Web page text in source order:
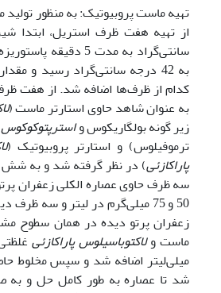
تهیه ماست پروبیوتیک: به منظور
سانتی‌گراد به مدت 5
به 42 درجه سانتی‌گراد رسید و
کدام از ظرف‌ها اضافه شد. از هفت
به عنوان شاهد حاوی استارتر ماست (
زیر گونه بولگاریکوس و
ترموفیلوس) و استارتر پروبیوتیک (
پاراکازئی) در نظر گرفته شد و به شش
50 و 75 میلی‌گرم در لیتر و سه
زعفران پرتو دیده در همان سطوح
ماست ولاکتوباسیلوس پاراکازئی
میلی‌لیتر اضافه شد و سپس مخلوط
شد تا عصاره به طور کامل حل و